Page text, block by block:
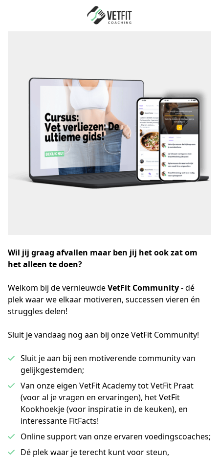
Wil jij graag afvallen maar ben jij het ook zat om
het alleen te doen?
Welkom bij de vernieuwde VetFit Community - dé
plek waar we elkaar motiveren, successen vieren én
struggles delen!
Sluit je vandaag nog aan bij onze VetFit Community!
Sluit je aan bij een motiverende community van
gelijkgestemden;
Van onze eigen VetFit Academy tot VetFit Praat
(voor al je vragen en ervaringen), het VetFit
Kookhoekje (voor inspiratie in de keuken), en
interessante FitFacts!
Online support van onze ervaren voedingscoaches;
Dé plek waar je terecht kunt voor steun,